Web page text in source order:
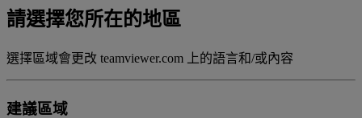
請選擇您所在的地區
選擇區域會更改 teamviewer.com 上的語言和/或內容
建議區域